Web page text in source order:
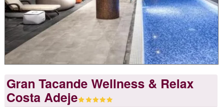
Gran Tacande Wellness & Relax
Costa Adeje